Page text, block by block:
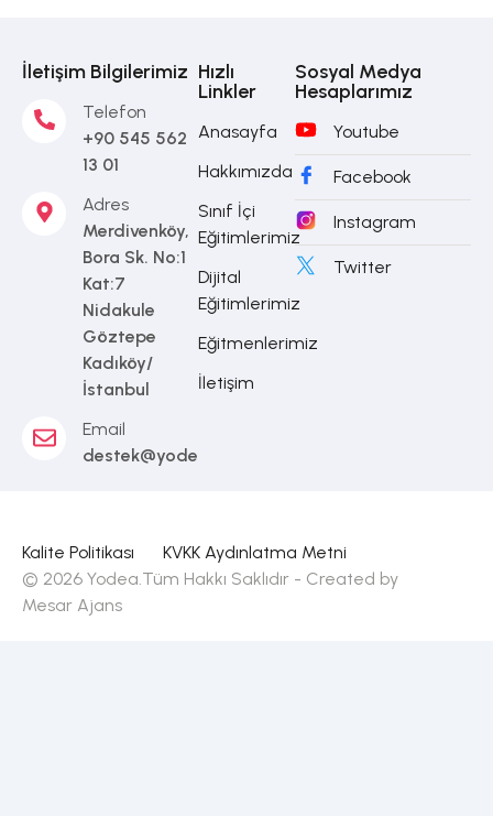
İletişim Bilgilerimiz
Telefon
+90 545 562
13 01
Adres
Merdivenköy,
Bora Sk. No:1
Kat:7
Nidakule
Göztepe
Kadıköy/
İstanbul
Email
destek@yodea.com.tr
Hızlı
Linkler
Anasayfa
Hakkımızda
Sınıf İçi
Eğitimlerimiz
Dijital
Eğitimlerimiz
Eğitmenlerimiz
İletişim
Sosyal Medya
Hesaplarımız
Youtube
Facebook
Instagram
Twitter
Kalite Politikası
KVKK Aydınlatma Metni
© 2026 Yodea.Tüm Hakkı Saklıdır - Created by
Mesar Ajans